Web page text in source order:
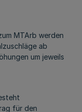
MTArb werden
ab
um jeweils
für den